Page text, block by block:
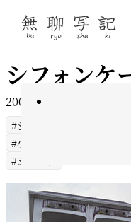
シフォンケ
2005年2月08日
シフォンケーキ
小沢健二
ショコラ